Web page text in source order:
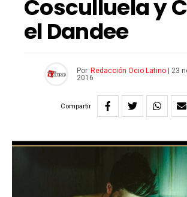
Cosculluela y
el Dandee
Por Redacción Ocio Latino
23
2016
Compartir